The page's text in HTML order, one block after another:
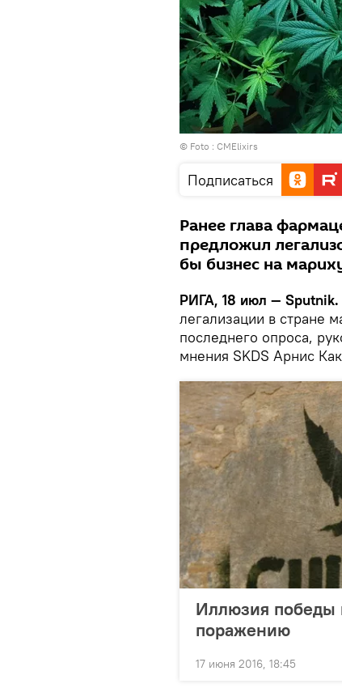
© Foto : CMElixirs
Подписаться
Ранее глава
предложил
бы бизнес на
РИГА, 18 июл — Sputnik.
легализации в стране
последнего опроса,
мнения SKDS Арнис
Иллюзия победы
поражению
17 июня 2016, 18:45